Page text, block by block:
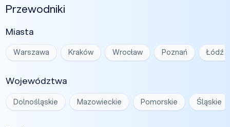
Przewodniki
Miasta
Warszawa Kraków Wrocław Poznań Łódź
Województwa
Dolnośląskie Mazowieckie Pomorskie Śląskie